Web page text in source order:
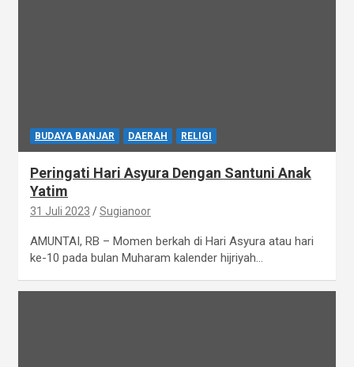
BUDAYA BANJAR DAERAH RELIGI
Peringati Hari Asyura Dengan Santuni Anak
Yatim
31 Juli 2023 Sugianoor
AMUNTAI, RB – Momen berkah di Hari Asyura atau hari
ke-10 pada bulan Muharam kalender hijriyah…